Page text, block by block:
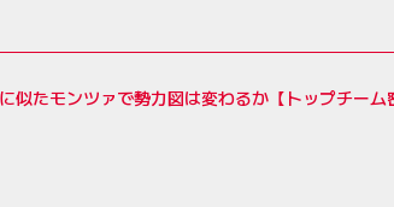
たモンツァで勢力図は変わるか【トップチーム